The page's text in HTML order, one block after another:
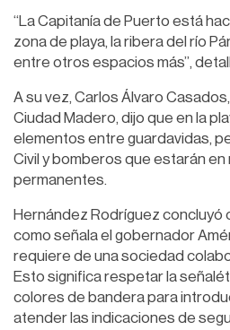
“La Capitanía de Puerto está
zona de playa, la ribera del río
entre otros espacios más”,
A su vez, Carlos Álvaro
Ciudad Madero, dijo que en la
elementos entre guardavidas,
Civil y bomberos que estarán
permanentes.
Hernández Rodríguez concluyó
como señala el gobernador
requiere de una sociedad
Esto significa respetar la
colores de bandera para
atender las indicaciones de